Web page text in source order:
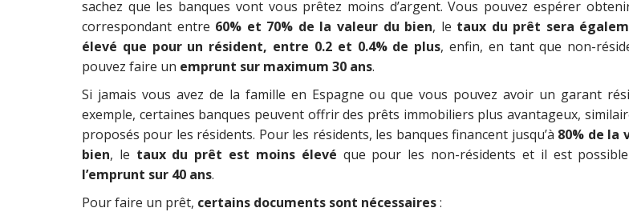
sachez que les banques vont vous prêtez moins d’argent. Vous pouvez espérer
correspondant entre 60% et 70% de la valeur du bien, le taux du prêt sera
élevé que pour un résident, entre 0.2 et 0.4% de plus, enfin, en tant que non-
pouvez faire un emprunt sur maximum 30 ans.
Si jamais vous avez de la famille en Espagne ou que vous pouvez avoir un garant
exemple, certaines banques peuvent offrir des prêts immobiliers plus avantageux,
proposés pour les résidents. Pour les résidents, les banques financent jusqu’à 80% de la
bien, le taux du prêt est moins élevé que pour les non-résidents et il est
l’emprunt sur 40 ans.
Pour faire un prêt, certains documents sont nécessaires: